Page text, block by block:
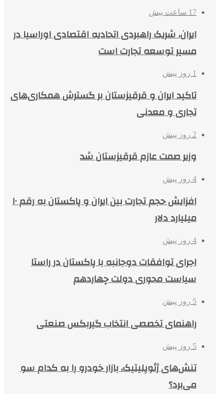
17 ساعت پیش
ایران، شریک راهبردی اتحادیه اقتصادی اوراسیا در
مسیر توسعه تجارت است
1 روز پیش
تاکید ایران و قرقیزستان بر گسترش همکاری‌های
تجاری و معدنی
2 روز پیش
وزیر صمت عازم قرقیزستان شد
4 روز پیش
افزایش حجم تجارت بین ایران و پاکستان به رقم ۱۰
میلیارد دلار
4 روز پیش
اجرای توافقات دوجانبه با پاکستان در راستا
سیاست محوری دولت چهاردهم
5 روز پیش
راهنمای تخصصی انتخاب گیربکس صنعتی
5 روز پیش
تنش‌های ژئوپلیتیک، بازار خودرو را به کدام سو
می‌برد؟